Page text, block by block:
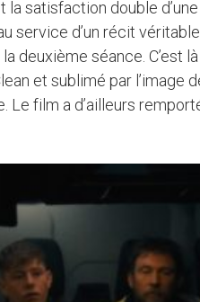
la satisfaction double
service d’un récit
deuxième séance. C’est là
et sublimé par l’image
Le film a d’ailleurs